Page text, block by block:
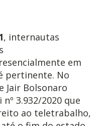
, internautas
em
pertinente. No
Jair Bolsonaro
3.932/2020 que
ao teletrabalho,